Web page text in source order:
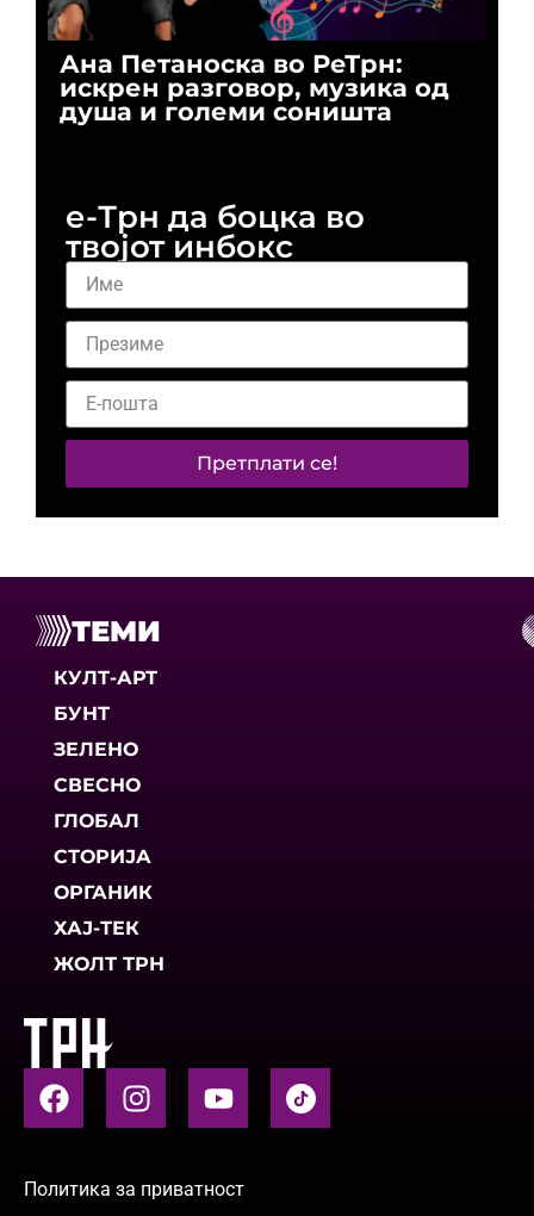
Ана Петаноска во РеТрн:
искрен разговор, музика од
душа и големи соништа
е-Трн да боцка во
твојот инбокс
Претплати се!
ТЕМИ
КУЛТ-АРТ
БУНТ
ЗЕЛЕНО
СВЕСНО
ГЛОБАЛ
СТОРИЈА
ОРГАНИК
ХАЈ-ТЕК
ЖОЛТ ТРН
Политика за приватност